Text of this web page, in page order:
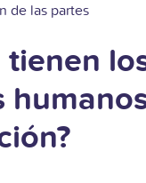
de las partes
tienen